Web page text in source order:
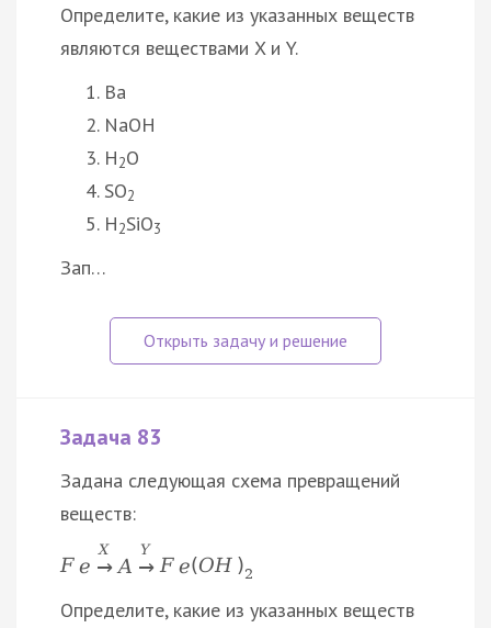
Определите, какие из указанных веществ
являются веществами X и Y.
Ba
NaOH
H2O
SO2
H2SiO3
Зап…
Задача 83
Задана следующая схема превращений
веществ:
Fe
X
→ A
Y
→ F e(OH )2
Определите, какие из указанных веществ